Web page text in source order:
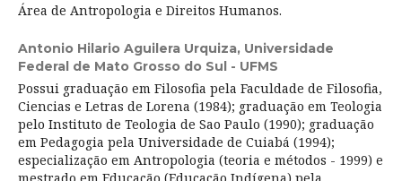
Área de Antropologia e Direitos Humanos.
Antonio Hilario Aguilera Urquiza, Universidade
Federal de Mato Grosso do Sul - UFMS
Possui graduação em Filosofia pela Faculdade de Filosofia,
Ciencias e Letras de Lorena (1984); graduação em Teologia
pelo Instituto de Teologia de Sao Paulo (1990); graduação
em Pedagogia pela Universidade de Cuiabá (1994);
especialização em Antropologia (teoria e métodos - 1999) e
mestrado em Educação (Educação Indígena) pela